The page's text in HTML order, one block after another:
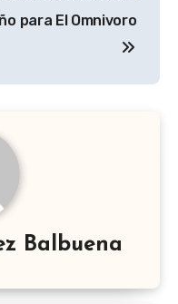
para El Omnivoro
Balbuena